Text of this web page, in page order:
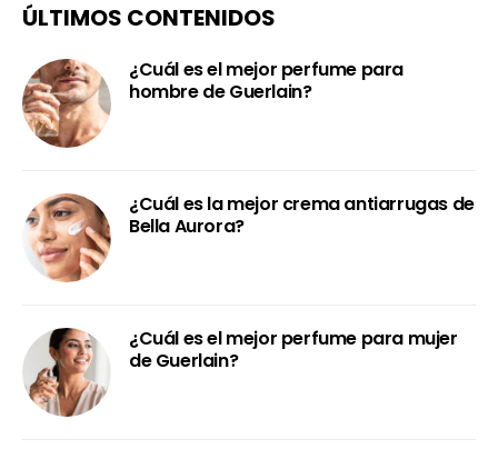
ÚLTIMOS CONTENIDOS
¿Cuál es el mejor perfume para
hombre de Guerlain?
¿Cuál es la mejor crema antiarrugas de
Bella Aurora?
¿Cuál es el mejor perfume para mujer
de Guerlain?